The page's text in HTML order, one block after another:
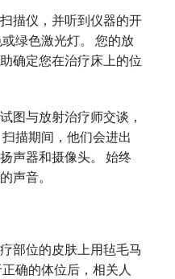
描仪，并听到仪器的开
绿色激光灯。 您的放
确定您在治疗床上的位
图与放射治疗师交谈，
描期间，他们会进出
声器和摄像头。 始终
声音。
部位的皮肤上用毡毛马
确的体位后，相关人